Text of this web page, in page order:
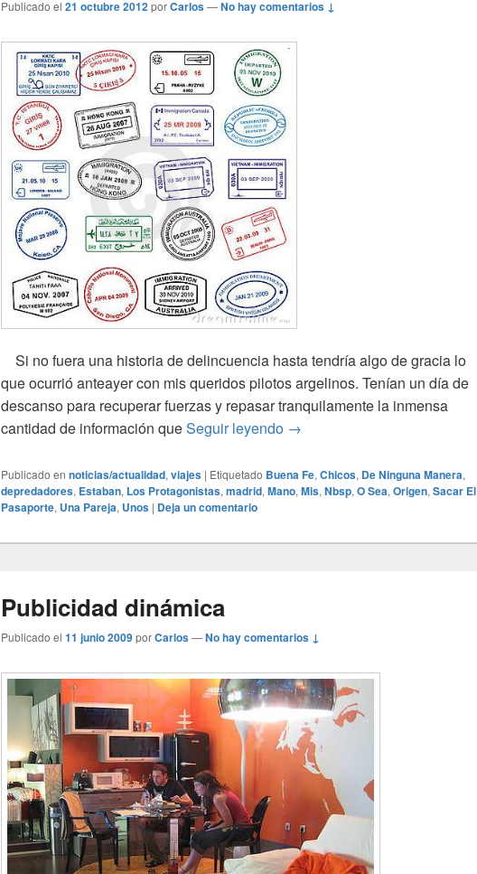
Publicado el 21 octubre 2012porCarlos—No hay comentarios ↓
Si no fuera una historia de delincuencia hasta tendría algo de gracia lo
que ocurrió anteayer con mis queridos pilotos argelinos. Tenían un día de
descanso para recuperar fuerzas y repasar tranquilamente la inmensa
cantidad de información queSeguir leyendo A ver, pasaporte…
→
Publicado en noticias/actualidad, viajes | Etiquetado Buena Fe, Chicos, De Ninguna Manera,
depredadores, Estaban, Los Protagonistas, madrid, Mano, Mis, Nbsp, O Sea, Origen, Sacar El
Pasaporte, Una Pareja, Unos | Deja un comentario
Publicidad dinámica
Publicado el 11 junio 2009porCarlos—No hay comentarios ↓